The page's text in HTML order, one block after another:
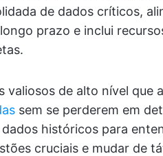
de dados críticos,
prazo e inclui
valiosos de alto nível que
sem se perderem em
históricos para
cruciais e mudar de